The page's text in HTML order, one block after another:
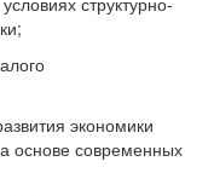
экономики
основе современных